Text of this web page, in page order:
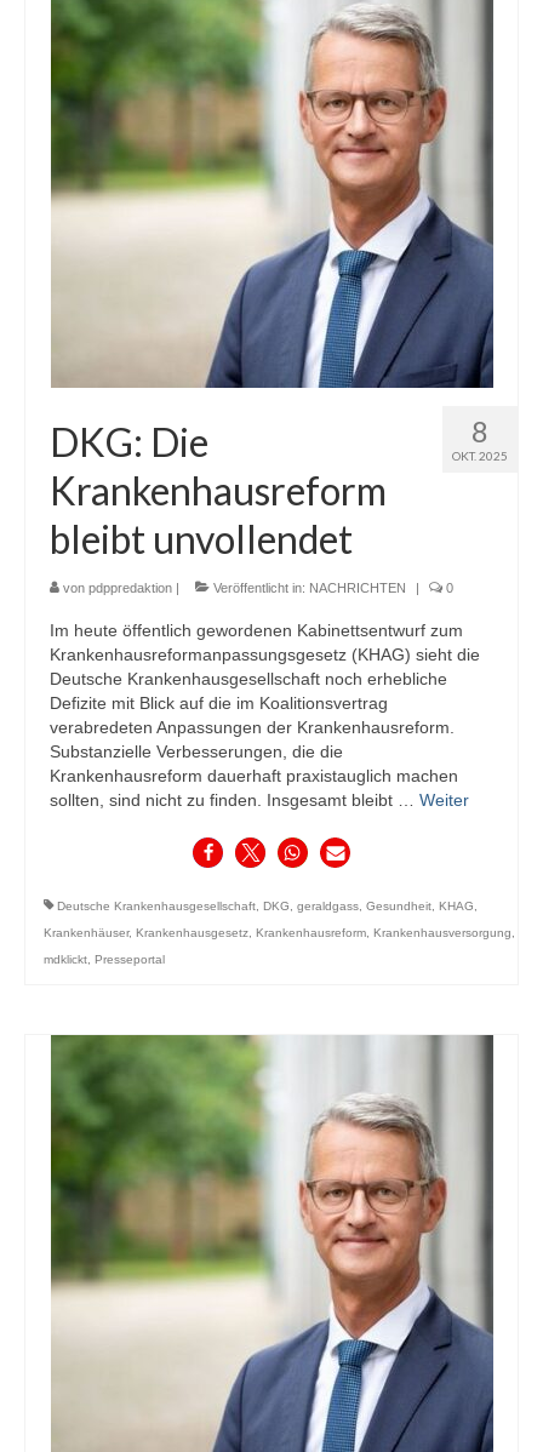
8
OKT. 2025
DKG: Die
Krankenhausreform
bleibt unvollendet
von pdppredaktion Veröffentlicht in: NACHRICHTEN 0
Im heute öffentlich gewordenen Kabinettsentwurf zum
Krankenhausreformanpassungsgesetz (KHAG) sieht die
Deutsche Krankenhausgesellschaft noch erhebliche
Defizite mit Blick auf die im Koalitionsvertrag
verabredeten Anpassungen der Krankenhausreform.
Substanzielle Verbesserungen, die die
Krankenhausreform dauerhaft praxistauglich machen
sollten, sind nicht zu finden. Insgesamt bleibt … Weiter
Deutsche Krankenhausgesellschaft, DKG, geraldgass, Gesundheit, KHAG,
Krankenhäuser, Krankenhausgesetz, Krankenhausreform, Krankenhausversorgung,
mdklickt, Presseportal